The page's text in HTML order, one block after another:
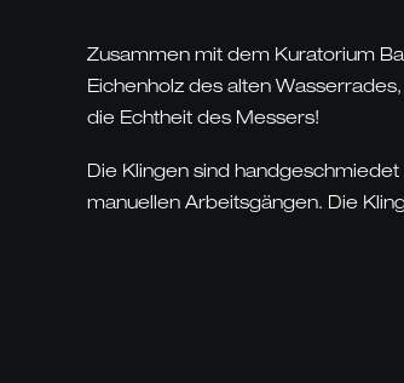
Zusammen mit dem Kuratorium
Eichenholz des alten
die Echtheit des Messers!
Die Klingen sind
manuellen Arbeitsgängen. Die